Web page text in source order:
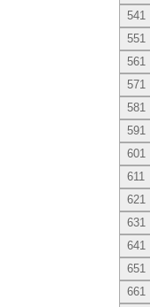
541
551
561
571
581
591
601
611
621
631
641
651
661